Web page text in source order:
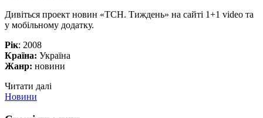
Дивіться проект новин «ТСН. Тиждень» на сайті 1+1 video та
у мобільному додатку.
Рік: 2008
Країна: Україна
Жанр: новини
Читати далі
Новини